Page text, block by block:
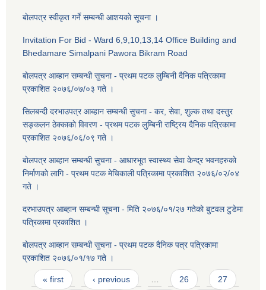
बाेलपत्र स्वीकृत गर्ने सम्बन्धी आशयकाे सूचना ।
Invitation For Bid - Ward 6,9,10,13,14 Office Building and
Bhedamare Simalpani Pawora Bikram Road
बाेलपत्र आब्हान सम्बन्धी सुचना - प्रथम पटक लुम्बिनी दैनिक पत्रिकामा
प्रकाशित २०७६/०७/०३ गते ।
सिलबन्दी दरभाउपत्र आब्हान सम्बन्धी सुचना - कर, सेवा, शुल्क तथा दस्तुर
सङ्कलन ठेक्काकाे विवरण - प्रथम पटक लुम्बिनी राष्ट्रिय दैनिक पत्रिकामा
प्रकाशित २०७६/०६/०९ गते ।
बाेलपत्र आब्हान सम्बन्धी सुचना - आधारभूत स्वास्थ्य सेवा केन्द्र भवनहरुकाे
निर्माणकाे लागि - प्रथम पटक मेचिकाली पत्रिकामा प्रकाशित २०७६/०२/०४
गते ।
दरभाउपत्र आब्हान सम्बन्धी सूचना - मिति २०७६/०१/२७ गतेकाे बुटवल टुडेमा
पत्रिकामा प्रकाशित ।
बाेलपत्र आब्हान सम्बन्धी सुचना - प्रथम पटक दैनिक पत्र पत्रिकामा
प्रकाशित २०७६/०१/१७ गते ।
Pages
« first ‹ previous … 26 27